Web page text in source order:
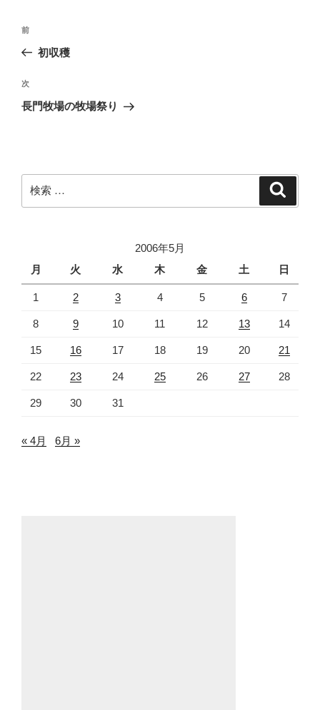
投
ビ
ゲ
ン
過
去
投
稿
前
初収穫
次
の
次
長門牧場の牧場祭り
索:
2006年5月
月
火 水 木 金 土 日
1 2 3 4 5 6 7
8 9 10 11 12 13 14
15 16 17 18 19 20 21
22 23 24 25 26 27 28
29 30 31
« 4月 6月 »